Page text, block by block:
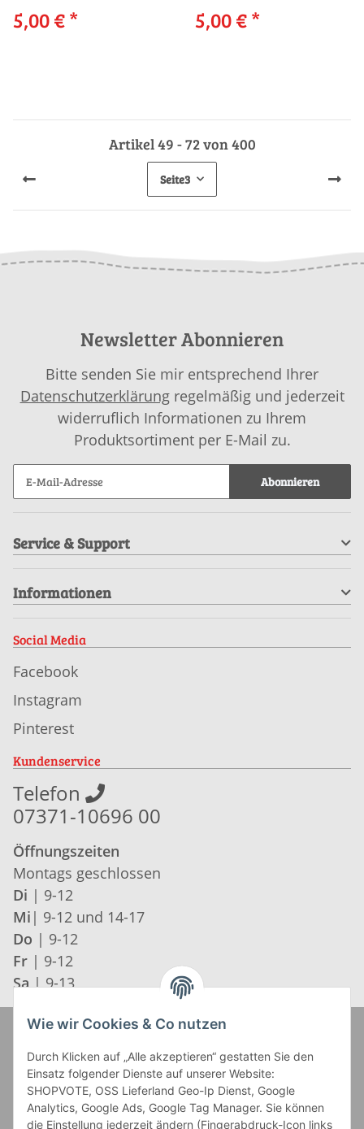
5,00 €* 5,00 €*
Artikel 49 - 72 von 400
Seite3
Newsletter Abonnieren
Bitte senden Sie mir entsprechend Ihrer
Datenschutzerklärungregelmäßig und jederzeit
widerruflich Informationen zu Ihrem
Produktsortiment per E-Mail zu.
Abonnieren
Service & Support
Informationen
Social Media
Facebook
Instagram
Pinterest
Kundenservice
Telefon
07371-10696 00
Öffnungszeiten
Montags geschlossen
Di | 9-12
Mi | 9-12 und 14-17
Do | 9-12
Fr | 9-12
Sa | 9-13
Wie wir Cookies & Co nutzen
Durch Klicken auf „Alle akzeptieren“ gestatten Sie den
Einsatz folgender Dienste auf unserer Website:
SHOPVOTE, OSS Lieferland Geo-Ip Dienst, Google
Analytics, Google Ads, Google Tag Manager. Sie können
die Einstellung jederzeit ändern (Fingerabdruck-Icon links